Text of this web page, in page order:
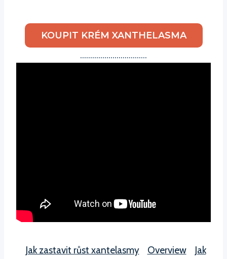
KOUPIT KRÉM XANTHELASMA
……………………………
Jak zastavit růst xantelasmy Overview
Jak